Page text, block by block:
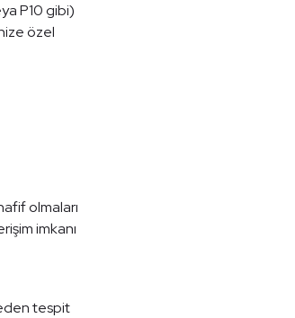
P10 gibi)
özel
olmaları
imkanı
tespit